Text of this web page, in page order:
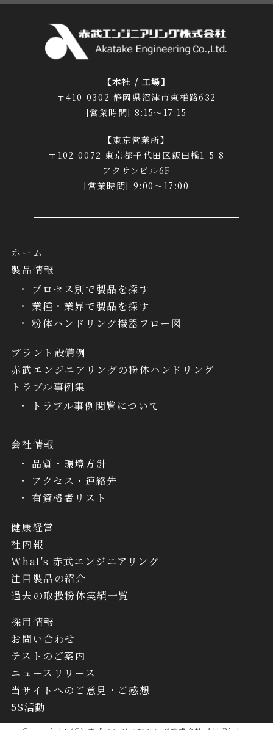
【本社 / 工場】
〒410-0302 静岡県沼津市東椎路632
[営業時間] 8:15～17:15
【東京営業所】
〒102-0072 東京都千代田区飯田橋1-5-8
アクサンビル6F
[営業時間] 9:00～17:00
ホーム
製品情報
プロセス別で製品を探す
業種・業界で製品を探す
粉体ハンドリング機器フロー図
プラント設備例
赤武エンジニアリングの粉体ハンドリング
トラブル事例集
トラブル事例閲覧について
会社情報
品質・環境方針
アクセス・連絡先
有資格者リスト
健康経営
社内報
What's 赤武エンジニアリング
注目製品の紹介
過去の取扱粉体実績一覧
採用情報
お問い合わせ
テストのご案内
ニュースリリース
当サイトへのご意見・ご感想
5S活動